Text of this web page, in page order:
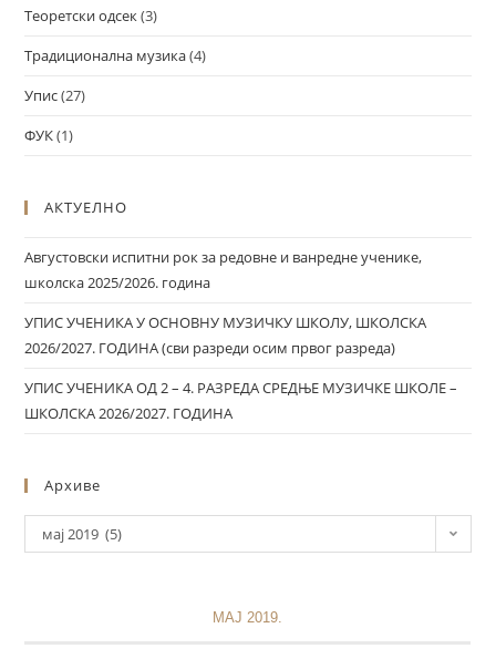
Теоретски одсек(3)
Традиционална музика(4)
Упис(27)
ФУК(1)
АКТУЕЛНО
Августовски испитни рок за редовне и ванредне ученике,
школска 2025/2026. година
УПИС УЧЕНИКА У ОСНОВНУ МУЗИЧКУ ШКОЛУ, ШКОЛСКА
2026/2027. ГОДИНА (сви разреди осим првог разреда)
УПИС УЧЕНИКА ОД 2 – 4. РАЗРЕДА СРЕДЊЕ МУЗИЧКЕ ШКОЛЕ –
ШКОЛСКА 2026/2027. ГОДИНА
Архиве
мај 2019 (5)
МАЈ 2019.